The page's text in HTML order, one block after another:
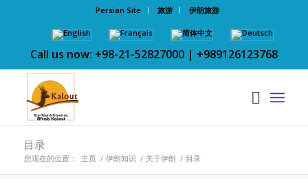
Persian Site 旅游 伊朗旅游
Call us now: +98-21-52827000 | +989126123768
目录
您现在的位置： 主页 / 伊朗知识 / 关于伊朗 / 目录